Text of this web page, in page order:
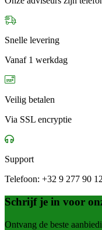
Snelle levering
Vanaf 1 werkdag
Veilig betalen
Via SSL encryptie
Support
Telefoon: +32 9 277 90
Schrijf je in voor
Ontvang de beste